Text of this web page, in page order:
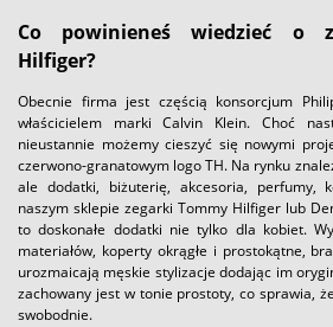
Co powinieneś wiedzieć o
Hilfiger?
Obecnie firma jest częścią konsorcjum
właścicielem marki Calvin Klein. Choć
nieustannie możemy cieszyć się nowymi
czerwono-granatowym logo TH. Na rynku
ale dodatki, biżuterię, akcesoria, perfumy,
naszym sklepie zegarki Tommy Hilfiger lub
to doskonałe dodatki nie tylko dla kobiet.
materiałów, koperty okrągłe i prostokątne,
urozmaicają męskie stylizacje dodając im
zachowany jest w tonie prostoty, co sprawia,
swobodnie.